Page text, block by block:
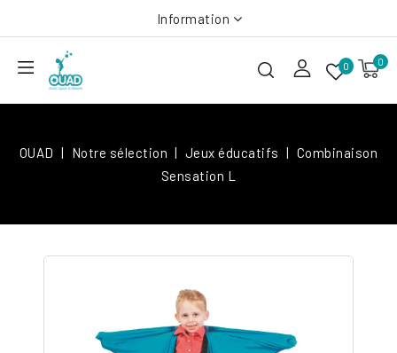
Information
0
0
OUAD Notre sélection Jeux éducatifs
Combinaison
Sensation L